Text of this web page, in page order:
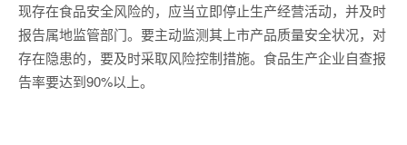
现存在食品安全风险的，应当立即停止生产经营活动，并及时
报告属地监管部门。要主动监测其上市产品质量安全状况，对
存在隐患的，要及时采取风险控制措施。食品生产企业自查报
告率要达到90%以上。